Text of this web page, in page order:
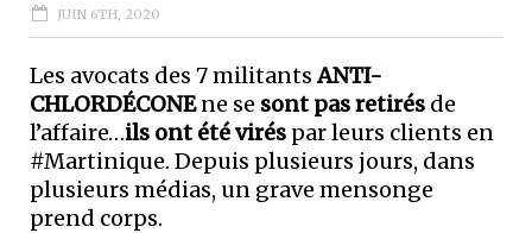
JUIN 6TH, 2020
Les avocats des 7 militantsANTI-
CHLORDÉCONEne se sont pas retirés de
l’affaire…ils ont été virés par leurs clients en
#Martinique. Depuis plusieurs jours, dans
plusieurs médias, un grave mensonge
prend corps.